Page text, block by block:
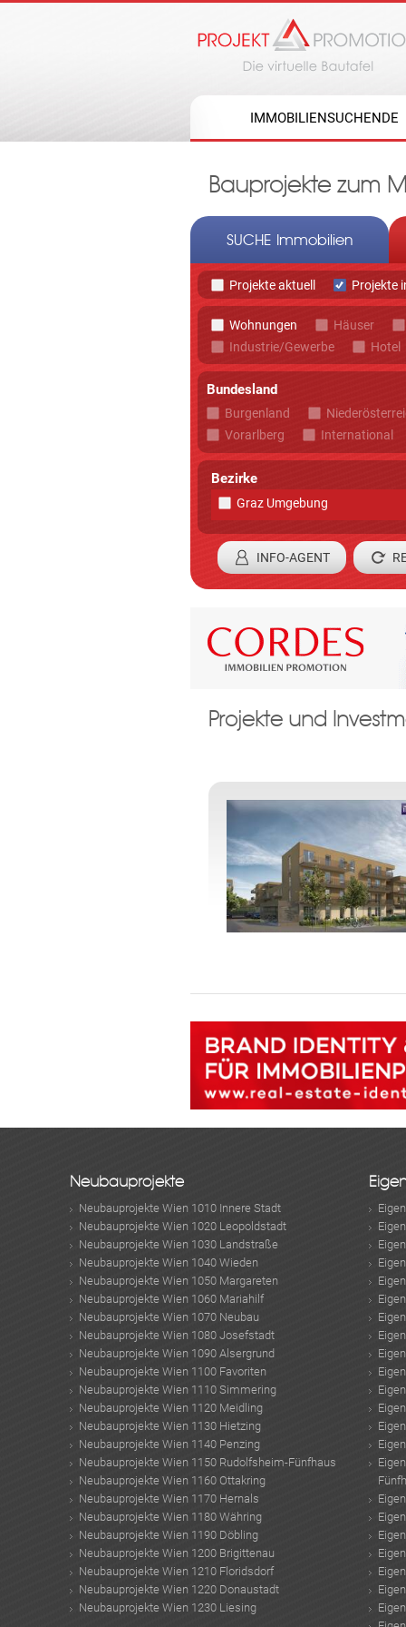
IMMOBILIENSUCHENDE
Bauprojekte zum
SUCHE Immobilien
Projekte aktuell Projekte
Wohnungen Häuser
Industrie/Gewerbe
Hotel
Bundesland
Burgenland
Vorarlberg
International
Bezirke
Graz Umgebung
INFO-AGENT
Registrieren
Ein Zweck zu
Damit wir ihre Anfrage
Projekte und
Neubauprojekte
Neubauprojekte Wien 1010 Innere Stadt
Neubauprojekte Wien 1020 Leopoldstadt
Neubauprojekte Wien 1030 Landstraße
Neubauprojekte Wien 1040 Wieden
Neubauprojekte Wien 1050 Margareten
Neubauprojekte Wien 1060 Mariahilf
Neubauprojekte Wien 1070 Neubau
Neubauprojekte Wien 1080 Josefstadt
Neubauprojekte Wien 1090 Alsergrund
Neubauprojekte Wien 1100 Favoriten
Neubauprojekte Wien 1110 Simmering
Neubauprojekte Wien 1120 Meidling
Neubauprojekte Wien 1130 Hietzing
Neubauprojekte Wien 1140 Penzing
Neubauprojekte Wien 1150 Rudolfsheim-Fünfhaus
Neubauprojekte Wien 1160 Ottakring
Neubauprojekte Wien 1170 Hernals
Neubauprojekte Wien 1180 Währing
Neubauprojekte Wien 1190 Döbling
Neubauprojekte Wien 1200 Brigittenau
Neubauprojekte Wien 1210 Floridsdorf
Neubauprojekte Wien 1220 Donaustadt
Neubauprojekte Wien 1230 Liesing